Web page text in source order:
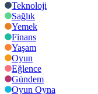
Teknoloji
Sağlık
Yemek
Finans
Yaşam
Oyun
Eğlence
Gündem
Oyun Oyna